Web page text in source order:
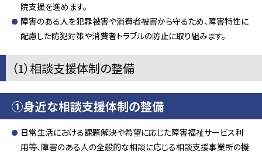
院支援を進めます。
障害のある人を犯罪被害や消費者被害から守るため、障害特性に
配慮した防犯対策や消費者トラブルの防止に取り組みます。
（1）相談支援体制の整備
①身近な相談支援体制の整備
日常生活における課題解決や希望に応じた障害福祉サービス利
用等、障害のある人の全般的な相談に応じる相談支援事業所の機